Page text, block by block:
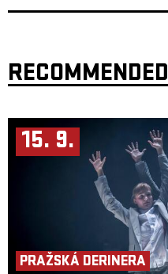
RECOMMENDED
15. 9.
PRAŽSKÁ DERINERA